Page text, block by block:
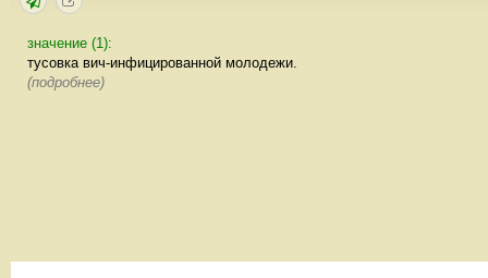
значение (1):
тусовка вич-инфицированной молодежи.
(подробнее)